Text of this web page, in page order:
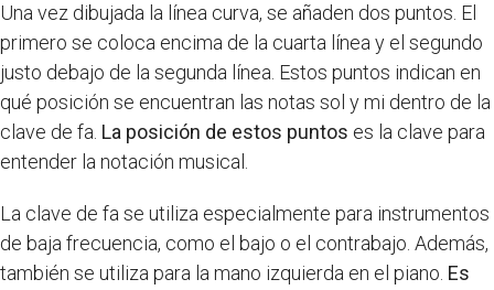
Una vez dibujada la línea curva, se añaden dos puntos. El
primero se coloca encima de la cuarta línea y el segundo
justo debajo de la segunda línea. Estos puntos indican en
qué posición se encuentran las notas sol y mi dentro de la
clave de fa. La posición de estos puntos es la clave para
entender la notación musical.
La clave de fa se utiliza especialmente para instrumentos
de baja frecuencia, como el bajo o el contrabajo. Además,
también se utiliza para la mano izquierda en el piano. Es